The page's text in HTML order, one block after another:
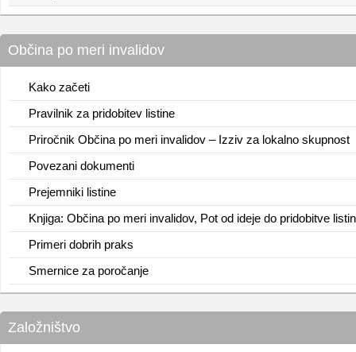
Občina po meri invalidov
Kako začeti
Pravilnik za pridobitev listine
Priročnik Občina po meri invalidov – Izziv za lokalno skupnost
Povezani dokumenti
Prejemniki listine
Knjiga: Občina po meri invalidov, Pot od ideje do pridobitve
Primeri dobrih praks
Smernice za poročanje
Založništvo